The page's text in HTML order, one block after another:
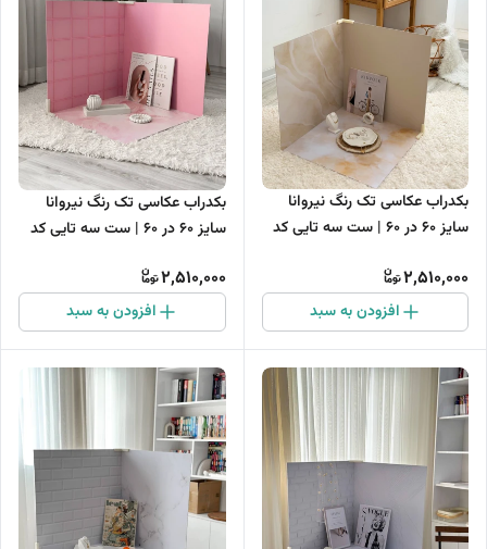
بکدراب عکاسی تک رنگ نیروانا
سایز 60 در 60 | ست سه تایی کد
2,510,000
افزودن به سبد
بکدراب عکاسی تک رنگ نیروانا
سایز 60 در 60 | ست سه تایی کد
2,510,000
افزودن به سبد